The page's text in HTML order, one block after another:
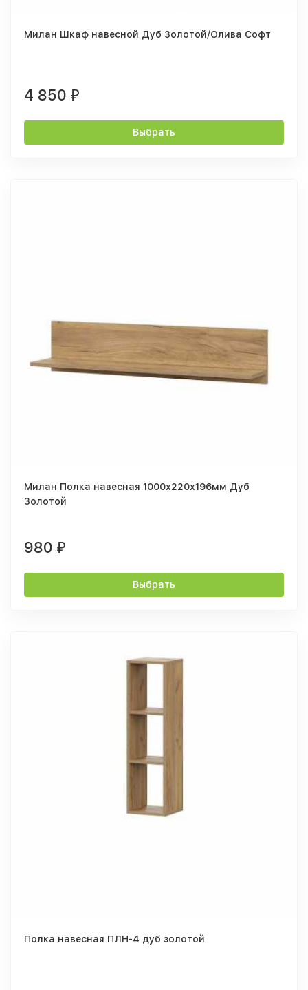
Милан Шкаф навесной Дуб Золотой/Олива Софт
4 850 ₽
Выбрать
Милан Полка навесная 1000х220х196мм Дуб
Золотой
980 ₽
Выбрать
Полка навесная ПЛН-4 дуб золотой